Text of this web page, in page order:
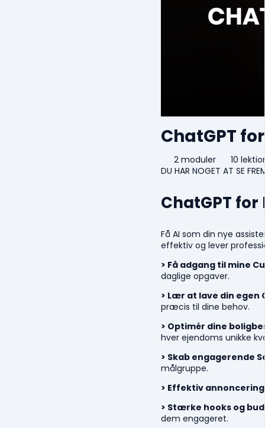
ChatGPT
2 moduler
10
DU HAR NOGET AT SE
ChatGPT
Få AI som din nye
effektiv og lever
> Få adgang til mine
daglige opgaver.
> Lær at lave din egen
præcis til dine behov.
> Optimér dine
hver ejendoms unikke
> Skab engagerende
målgruppe.
> Effektiv
> Stærke hooks og
dem engageret.